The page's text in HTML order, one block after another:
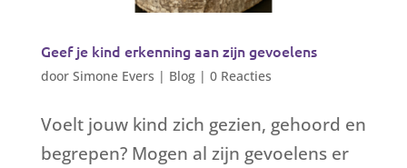
Geef je kind erkenning aan zijn gevoelens
door Simone Evers | Blog| 0 Reacties
Voelt jouw kind zich gezien, gehoord en
begrepen? Mogen al zijn gevoelens er